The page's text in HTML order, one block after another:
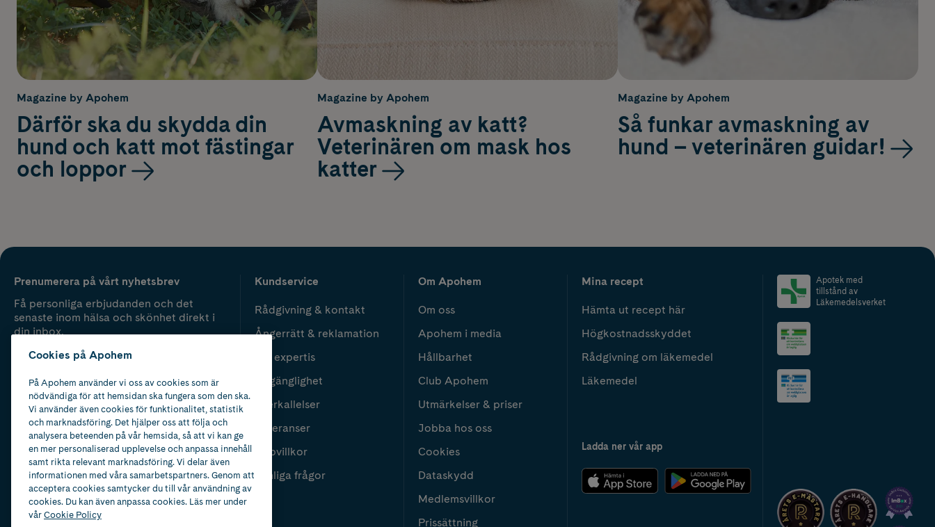
Magazine by Apohem
Därför ska du skydda din
hund och katt mot fästingar
och loppor
Magazine by Apohem
Avmaskning av katt?
Veterinären om mask hos
katter
Magazine by Apohem
Så funkar avmaskning av
hund – veterinären guidar!
Prenumerera på vårt nyhetsbrev
Få personliga erbjudanden och det
senaste inom hälsa och skönhet direkt i
din inbox.
Kundservice
Rådgivning & kontakt
Ångerrätt & reklamation
Vår expertis
Tillgänglighet
Återkallelser
Leveranser
Köpvillkor
Vanliga frågor
Om Apohem
Om oss
Apohem i media
Hållbarhet
Club Apohem
Utmärkelser & priser
Jobba hos oss
Cookies
Dataskydd
Medlemsvillkor
Prissättning
Mina recept
Hämta ut recept här
Högkostnadsskyddet
Rådgivning om läkemedel
Läkemedel
Ladda ner vår app
Apotek med
tillstånd av
Läkemedelsverket
Cookies på Apohem
På Apohem använder vi oss av cookies som är
nödvändiga för att hemsidan ska fungera som den ska.
Vi använder även cookies för funktionalitet, statistik
och marknadsföring. Det hjälper oss att följa och
analysera beteenden på vår hemsida, så att vi kan ge
en mer personaliserad upplevelse och anpassa innehåll
samt rikta relevant marknadsföring. Vi delar även
informationen med våra samarbetspartners. Genom att
acceptera cookies samtycker du till vår användning av
cookies. Du kan även anpassa cookies. Läs mer under
vårCookie Policy